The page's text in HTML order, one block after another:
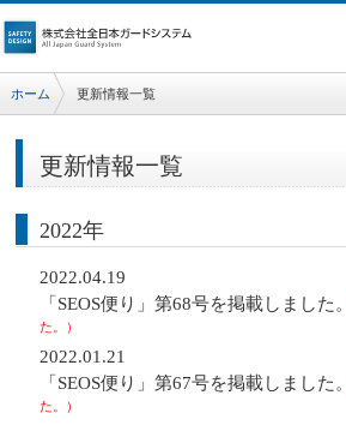
ホーム 更新情報一覧
更新情報一覧
2022年
2022.04.19
「SEOS便り」第68号を掲載しました。
た。）
2022.01.21
「SEOS便り」第67号を掲載しました。
た。）